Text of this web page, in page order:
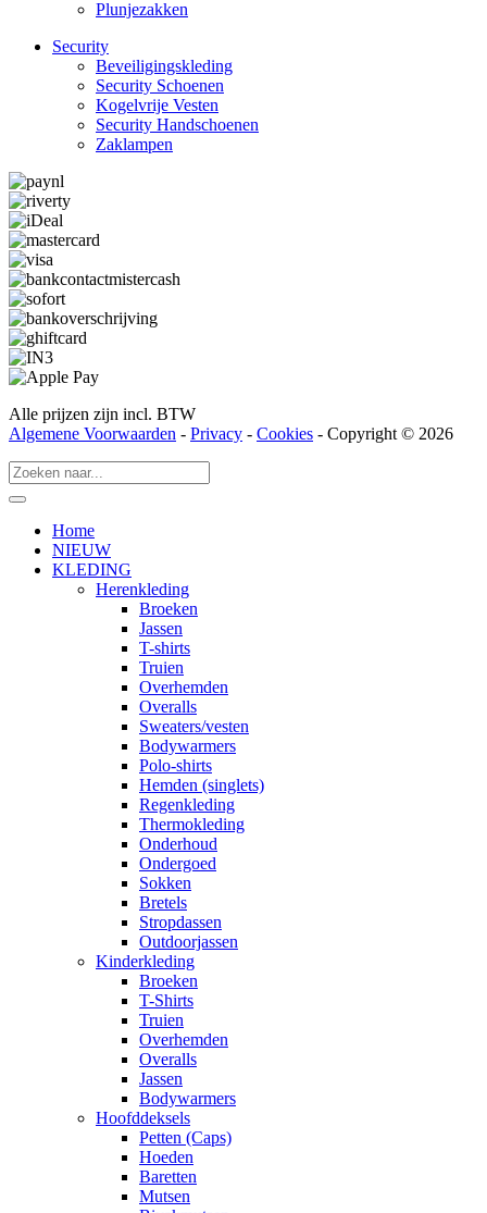
Plunjezakken
Security
Beveiligings­­kleding
Security Schoenen
Kogelvrije Vesten
Security Hand­­schoenen
Zaklampen
Alle prijzen zijn incl. BTW
Algemene Voorwaarden - Privacy - Cookies - Copyright © 2026
Home
NIEUW
KLEDING
Herenkleding
Broeken
Jassen
T-shirts
Truien
Overhemden
Overalls
Sweaters/vesten
Bodywarmers
Polo-shirts
Hemden (singlets)
Regenkleding
Thermokleding
Onderhoud
Ondergoed
Sokken
Bretels
Stropdassen
Outdoorjassen
Kinderkleding
Broeken
T-Shirts
Truien
Overhemden
Overalls
Jassen
Bodywarmers
Hoofddeksels
Petten (Caps)
Hoeden
Baretten
Mutsen